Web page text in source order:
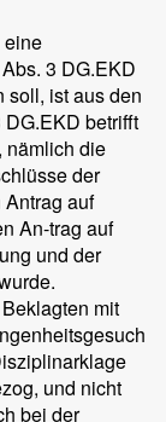
eine
3 DG.EKD
soll, ist aus den
betrifft
nämlich die
der
auf
An-trag auf
und der
mit
und nicht
bei der